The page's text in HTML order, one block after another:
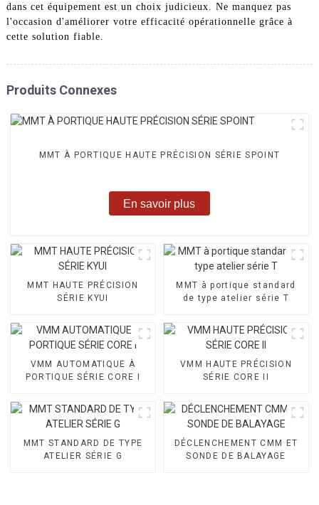
dans cet équipement est un choix judicieux. Ne manquez pas
l'occasion d'améliorer votre efficacité opérationnelle grâce à
cette solution fiable.
Produits Connexes
MMT À PORTIQUE HAUTE PRÉCISION SÉRIE SPOINT
En savoir plus
MMT HAUTE PRÉCISION
SÉRIE KYUI
MMT à portique standard
de type atelier série T
VMM AUTOMATIQUE À
PORTIQUE SÉRIE CORE I
VMM HAUTE PRÉCISION
SÉRIE CORE II
MMT STANDARD DE TYPE
ATELIER SÉRIE G
DÉCLENCHEMENT CMM ET
SONDE DE BALAYAGE